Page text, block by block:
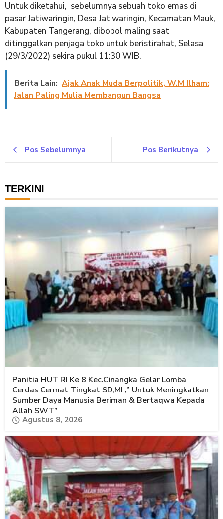
Untuk diketahui, sebelumnya sebuah toko emas di
pasar Jatiwaringin, Desa Jatiwaringin, Kecamatan Mauk,
Kabupaten Tangerang, dibobol maling saat
ditinggalkan penjaga toko untuk beristirahat, Selasa
(29/3/2022) sekira pukul 11:30 WIB.
Berita Lain: Ajak Anak Muda Berpolitik, W.M Ilham:
Jalan Paling Mulia Membangun Bangsa
Pos Sebelumnya Pos Berikutnya
TERKINI
Panitia HUT RI Ke 8 Kec.Cinangka Gelar Lomba
Cerdas Cermat Tingkat SD,MI ,” Untuk Meningkatkan
Sumber Daya Manusia Beriman & Bertaqwa Kepada
Allah SWT”
Agustus 8, 2026